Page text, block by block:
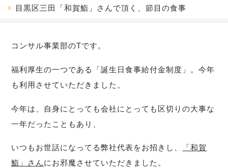
目黒区三田「和賀鮨」さんで頂く、節目の食事
コンサル事業部のTです。
福利厚生の一つである「誕生日食事給付金制度」。今年
も利用させていただきました。
今年は、自身にとっても会社にとっても区切りの大事な
一年だったこともあり、
いつもお世話になってる弊社代表をお招きし、
「和賀
鮨」さんにお邪魔させていただきました。